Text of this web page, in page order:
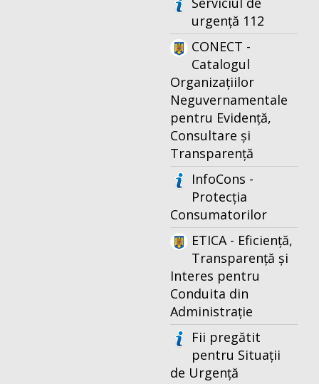
urgență 112
CONECT -
Catalogul
Organizațiilor
Neguvernamentale
pentru Evidență,
Consultare și
Transparență
InfoCons -
Protecția
Consumatorilor
ETICA - Eficiență,
Transparență și
Interes pentru
Conduita din
Administrație
Fii pregătit
pentru Situații
de Urgență